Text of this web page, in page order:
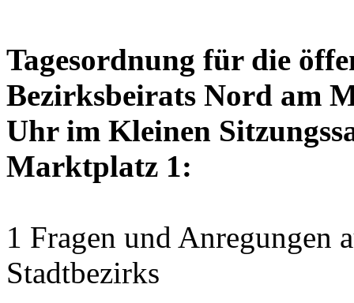
Tagesordnung für die
Bezirksbeirats Nord am
Uhr im Kleinen
Marktplatz 1:
1 Fragen und Anregungen
Stadtbezirks